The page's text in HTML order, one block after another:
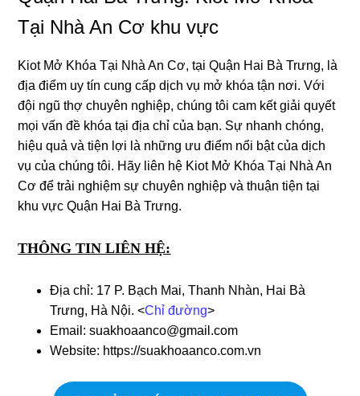
Tại Nhà An Cơ khu vực
Kiot Mở Khóa Tại Nhà An Cơ, tại Quận Hai Bà Trưng, là
địa điểm uy tín cung cấp dịch vụ mở khóa tận nơi. Với
đội ngũ thợ chuyên nghiệp, chúng tôi cam kết giải quyết
mọi vấn đề khóa tại địa chỉ của bạn. Sự nhanh chóng,
hiệu quả và tiện lợi là những ưu điểm nổi bật của dịch
vụ của chúng tôi. Hãy liên hệ Kiot Mở Khóa Tại Nhà An
Cơ để trải nghiệm sự chuyên nghiệp và thuận tiện tại
khu vực Quận Hai Bà Trưng.
THÔNG TIN LIÊN HỆ:
Địa chỉ: 17 P. Bạch Mai, Thanh Nhàn, Hai Bà
Trưng, Hà Nội. <Chỉ đường>
Email: suakhoaanco@gmail.com
Website: https://suakhoaanco.com.vn